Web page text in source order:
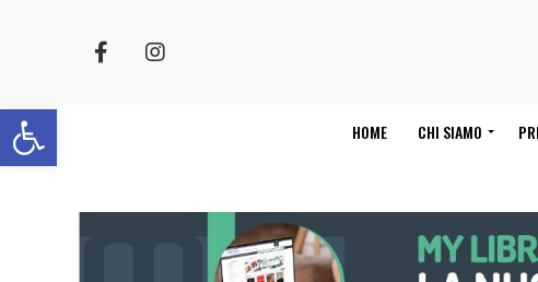
Apri la barra degli strumenti HOME CHI SIAMO